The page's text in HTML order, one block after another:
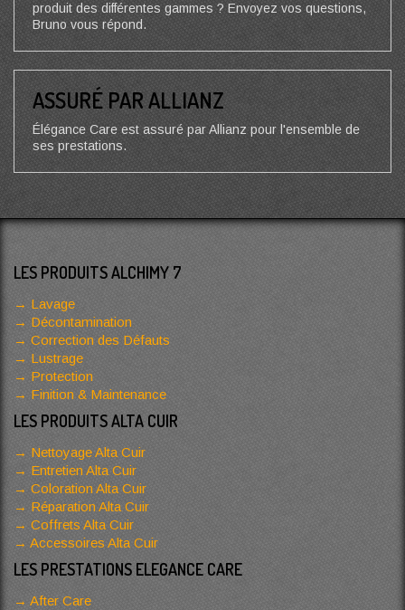
produit des différentes gammes ? Envoyez vos questions,
Bruno vous répond.
ASSURÉ PAR ALLIANZ
Élégance Care est assuré par Allianz pour l'ensemble de
ses prestations.
LES PRODUITS ALCHIMY 7
Lavage
Décontamination
Correction des Défauts
Lustrage
Protection
Finition & Maintenance
LES PRODUITS ALTA CUIR
Nettoyage Alta Cuir
Entretien Alta Cuir
Coloration Alta Cuir
Réparation Alta Cuir
Coffrets Alta Cuir
Accessoires Alta Cuir
LES PRESTATIONS ELEGANCE CARE
After Care